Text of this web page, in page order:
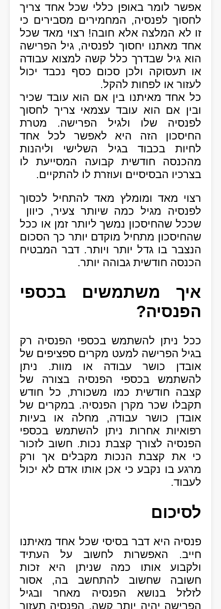
אפשר לומר באופן כללי שכל אחד צריך
לחסוך לפנסיה, המחמירים מסבירים כי
זו לא המלצה אלא חובה! רצוי מאד שכל
אחד מאתנו יחסוך לפנסיה, גיל הפרישה
הוא גיל שבדרך כלל קשה למצוא עבודה
או תעסוקה ולכן סכום כסף נכבד יכול
לעזור או לפחות להקל.
כל אחד מאיתנו בין אם הוא עובד שכיר
ובין אם הוא עובד עצמאי צריך לחסוך
לפנסיה שלו ולגיל הפרישה. מטרת
החיסכון הזה היא לאפשר לכל אחד
לחיות בכבוד בגיל השלישי וליהנות
מהכנסה חודשית קבועה המסייעת לו
בצרכיו הבסיסיים ועוזרת לו להתקיים.
רצוי מאד ומומלץ מאד להתחיל לכסוך
לפנסיה מגיל כמה שיותר צעיר, כיוון
שככל שהחיסכון נמשך ליותר זמן או ככל
שהחיסכון מתחיל מוקדם יותר כך הסכום
הנצבר בו גדל יותר ויותר. דבר המבטיח
הכנסה חודשית גבוהה יותר.
איך משתמשים בכספי
הפנסיה?
ככל ניתן להשתמש בכספי הפנסיה רק
בגיל הפרישה למעט מקרים ספציפים של
אובדן כושר עבודה או מוות. ניתן
להשתמש בכספי הפנסיה בצורה של
קצבה חודשית כמו משכורת, כל חודש
תקבלו שכר מקרן הפנסיה. במקרים של
אובדן כושר עבודה, מחלה או בעיות
רפואיות אחרות ניתן להשתמש בכספי
הפנסיה לצורך קצבת נכות. חשוב לזכור
כי את קצבת הנכות מקבלים אך ורק
מרגע בו נקבע כי אכן אותו אדם לא יכול
לעבוד.
לסיכום
פנסיה היא דבר בסיסי שכל אחד מאיתנו
חייב. האפשרות לחשוב על העתיד
ולקבוע אותו כמה שניתן היא זכות
חשובה שחשוב להתחשב בה, אסור
לזלזל בנושא הפנסיה מאחר ובגיל
הפרישה יהיה יותר קשה, הפנסיה תעזור